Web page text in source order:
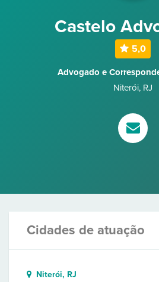
Castelo
5,0
Advogado e
Niterói, RJ
Cidades de atuação
Niterói, RJ